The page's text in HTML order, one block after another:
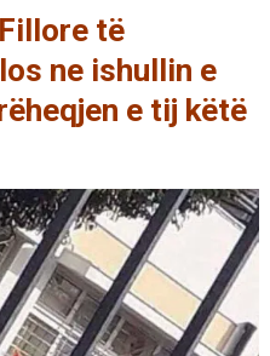
të
ne ishullin e
e tij këtë